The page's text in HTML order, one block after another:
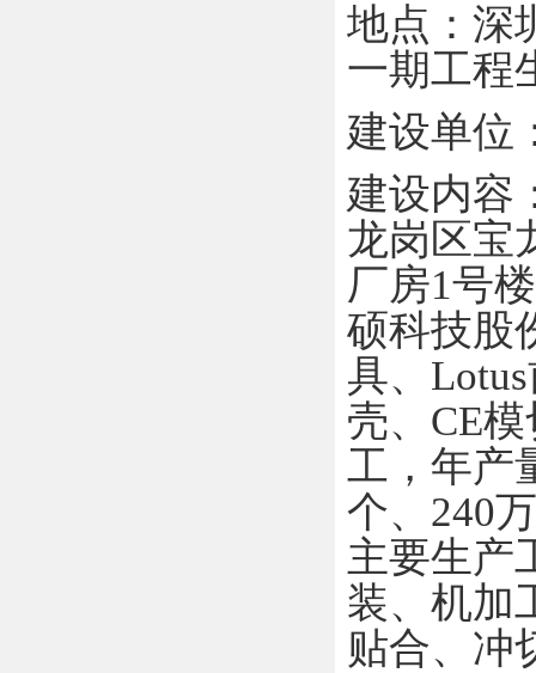
地点： 深
一期工程
建设单位
建设内容
龙岗区宝
厂房1号楼
硕科技股
具、 Lotus
壳、 CE模
工，年产
个、 240
主要生产
装、机加
贴合、冲